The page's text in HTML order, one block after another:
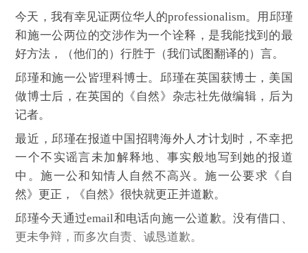
今天，我有幸见证两位华人的professionalism。用邱瑾
和施一公两位的交涉作为一个诠释，是我能找到的最
好方法，（他们的）行胜于（我们试图翻译的）言。
邱瑾和施一公皆理科博士。邱瑾在英国获博士，美国
做博士后，在英国的《自然》杂志社先做编辑，后为
记者。
最近，邱瑾在报道中国招聘海外人才计划时，不幸把
一个不实谣言未加解释地、事实般地写到她的报道
中。施一公和知情人自然不高兴。施一公要求《自
然》更正，《自然》很快就更正并道歉。
邱瑾今天通过email和电话向施一公道歉。没有借口、
更未争辩，而多次自责、诚恳道歉。